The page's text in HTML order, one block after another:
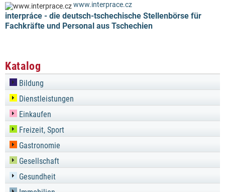
www.interprace.cz
interpráce - die deutsch-tschechische Stellenbörse für
Fachkräfte und Personal aus Tschechien
Katalog
Bildung
Dienstleistungen
Einkaufen
Freizeit, Sport
Gastronomie
Gesellschaft
Gesundheit